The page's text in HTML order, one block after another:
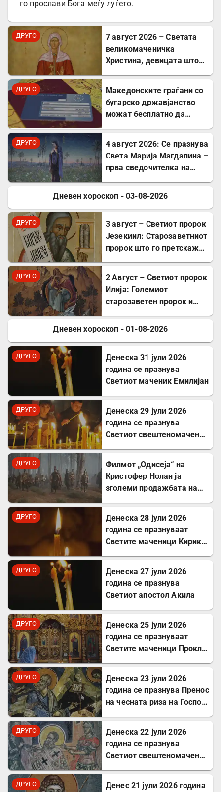
го прослави Бога меѓу луѓето.
ДРУГО
7 август 2026 – Светата
великомаченичка
Христина, девицата што
ДРУГО
Mакедонските граѓани со
бугарско државјанство
можат бесплатно да
ДРУГО
4 август 2026: Се празнува
Света Марија Магдалина –
прва сведочителка на
ДРУГО
Дневен хороскоп - 03-08-2026
ДРУГО
3 август – Светиот пророк
Језекиил: Старозаветниот
пророк што го претскажа
ДРУГО
2 Август – Светиот пророк
Илија: Големиот
старозаветен пророк и
ДРУГО
Дневен хороскоп - 01-08-2026
ДРУГО
Денеска 31 јули 2026
година се празнува
Светиот маченик Емилијан
ДРУГО
Денеска 29 јули 2026
година се празнува
Светиот свештеномаченик
Севастиски во Ерменија
ДРУГО
Филмот „Одисеја“ на
Кристофер Нолан ја
зголеми продажбата на
грчкиот јазик
ДРУГО
Денеска 28 јули 2026
година се празнуваат
Светите маченици Кирик и
ДРУГО
Денеска 27 јули 2026
година се празнува
Светиот апостол Акила
ДРУГО
Денеска 25 јули 2026
година се празнуваат
Светите маченици Прокл и
ДРУГО
Денеска 23 јули 2026
година се празнува Пренос
на чесната риза на Господ
ДРУГО
Денеска 22 јули 2026
година се празнува
Светиот свештеномаченик
Тавромениски
ДРУГО
Денес 21 јули 2026 година